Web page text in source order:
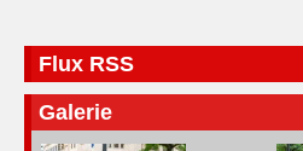
Flux RSS
Galerie